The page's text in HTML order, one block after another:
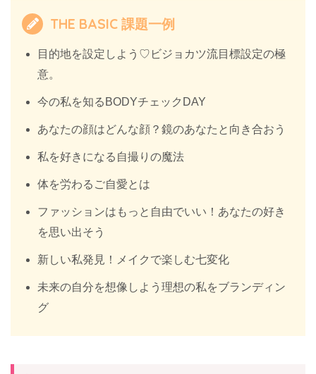
THE BASIC 課題一例
目的地を設定しよう♡ビジョカツ流目標設定の極
意。
今の私を知るBODYチェックDAY
あなたの顔はどんな顔？鏡のあなたと向き合おう
私を好きになる自撮りの魔法
体を労わるご自愛とは
ファッションはもっと自由でいい！あなたの好き
を思い出そう
新しい私発見！メイクで楽しむ七変化
未来の自分を想像しよう理想の私をブランディン
グ